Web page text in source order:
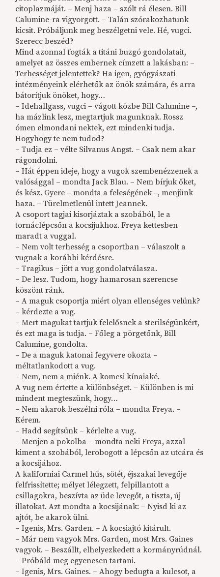
citoplazmáját. – Menj haza – szólt rá élesen. Bill
Calumine-ra vigyorgott. – Talán szórakozhatunk
kicsit. Próbáljunk meg beszélgetni vele. Hé, vugci.
Szerecc beszéd?
Mind azonnal fogták a titáni buzgó gondolatait,
amelyet az összes embernek címzett a lakásban: –
Terhességet jelentettek? Ha igen, gyógyászati
intézményeink elérhetők az önök számára, és arra
bátorítjuk önöket, hogy…
– Idehallgass, vugci – vágott közbe Bill Calumine –,
ha mázlink lesz, megtartjuk magunknak. Rossz
ómen elmondani nektek, ezt mindenki tudja.
Hogyhogy te nem tudod?
– Tudja ez – vélte Silvanus Angst. – Csak nem akar
rágondolni.
– Hát éppen ideje, hogy a vugok szembenézzenek a
valósággal – mondta Jack Blau. – Nem bírjuk őket,
és kész. Gyere – mondta a feleségének –, menjünk
haza. – Türelmetlenül intett Jeannek.
A csoport tagjai kisorjáztak a szobából, le a
tornáclépcsőn a kocsijukhoz. Freya kettesben
maradt a vuggal.
– Nem volt terhesség a csoportban – válaszolt a
vugnak a korábbi kérdésre.
– Tragikus – jött a vug gondolatválasza.
– De lesz. Tudom, hogy hamarosan szerencse
köszönt ránk.
– A maguk csoportja miért olyan ellenséges velünk?
– kérdezte a vug.
– Mert magukat tartjuk felelősnek a sterilségünkért,
és ezt maga is tudja. – Főleg a pörgetőnk, Bill
Calumine, gondolta.
– De a maguk katonai fegyvere okozta –
méltatlankodott a vug.
– Nem, nem a miénk. A komcsi kínaiaké.
A vug nem értette a különbséget. – Különben is mi
mindent megteszünk, hogy…
– Nem akarok beszélni róla – mondta Freya. –
Kérem.
– Hadd segítsünk – kérlelte a vug.
– Menjen a pokolba – mondta neki Freya, azzal
kiment a szobából, lerobogott a lépcsőn az utcára és
a kocsijához.
A kaliforniai Carmel hűs, sötét, éjszakai levegője
felfrissítette; mélyet lélegzett, felpillantott a
csillagokra, beszívta az üde levegőt, a tiszta, új
illatokat. Azt mondta a kocsijának: – Nyisd ki az
ajtót, be akarok ülni.
– Igenis, Mrs. Garden. – A kocsiajtó kitárult.
– Már nem vagyok Mrs. Garden, most Mrs. Gaines
vagyok. – Beszállt, elhelyezkedett a kormányrúdnál.
– Próbáld meg egyenesen tartani.
– Igenis, Mrs. Gaines. – Ahogy bedugta a kulcsot, a